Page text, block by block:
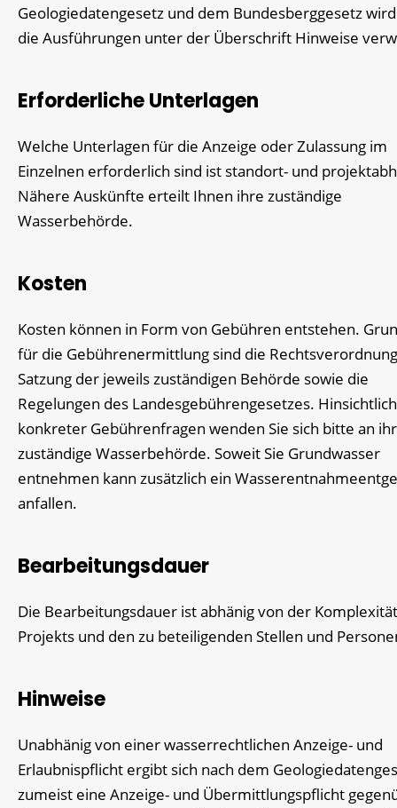
Geologiedatengesetz und dem Bundesberggesetz
die Ausführungen unter der Überschrift Hinweise
Erforderliche Unterlagen
Welche Unterlagen für die Anzeige oder Zulassung im
Einzelnen erforderlich sind ist standort- und
Nähere Auskünfte erteilt Ihnen ihre zuständige
Wasserbehörde.
Kosten
Kosten können in Form von Gebühren entstehen.
für die Gebührenermittlung sind die
Satzung der jeweils zuständigen Behörde sowie die
Regelungen des Landesgebührengesetzes. Hinsichtlich
konkreter Gebührenfragen wenden Sie sich bitte an
zuständige Wasserbehörde. Soweit Sie Grundwasser
entnehmen kann zusätzlich ein
anfallen.
Bearbeitungsdauer
Die Bearbeitungsdauer ist abhänig von der
Projekts und den zu beteiligenden Stellen und
Hinweise
Unabhänig von einer wasserrechtlichen Anzeige- und
Erlaubnispflicht ergibt sich nach dem
zumeist eine Anzeige- und Übermittlungspflicht